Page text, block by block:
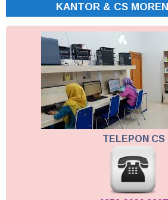
KANTOR & CS
TELEPON CS